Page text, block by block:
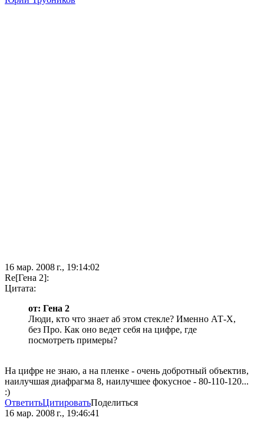
16 мар. 2008 г., 19:14:02
Re[Гена 2]:
Цитата:
от: Гена 2
Люди, кто что знает аб этом стекле? Именно АТ-Х,
без Про. Как оно ведет себя на цифре, где
посмотреть примеры?
На цифре не знаю, а на пленке - очень добротный объектив,
наилучшая диафрагма 8, наилучшее фокусное - 80-110-120...
:)
ОтветитьЦитироватьПоделиться
16 мар. 2008 г., 19:46:41